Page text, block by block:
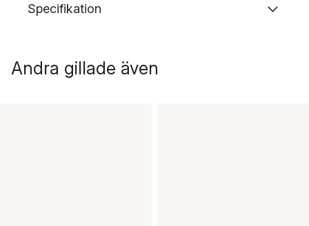
Specifikation
Andra gillade även